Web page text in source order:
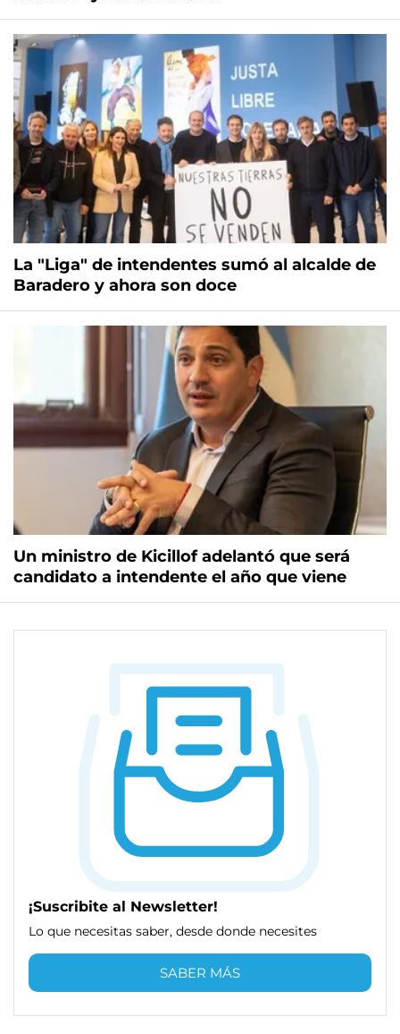
La "Liga" de intendentes sumó al alcalde de
Baradero y ahora son doce
Un ministro de Kicillof adelantó que será
candidato a intendente el año que viene
¡Suscribite al Newsletter!
Lo que necesitas saber, desde donde necesites
SABER MÁS